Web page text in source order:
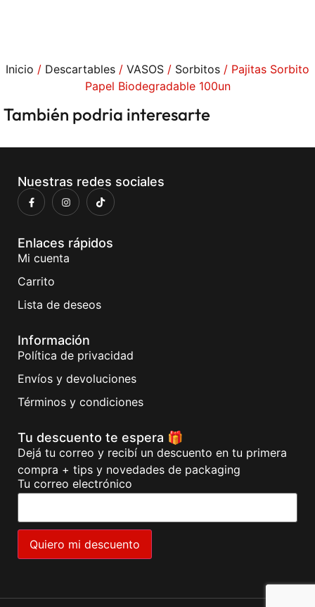
Inicio / Descartables / VASOS / Sorbitos / Pajitas Sorbito
Papel Biodegradable 100un
También podria interesarte
Nuestras redes sociales
Enlaces rápidos
Mi cuenta
Carrito
Lista de deseos
Información
Política de privacidad
Envíos y devoluciones
Términos y condiciones
Tu descuento te espera 🎁
Dejá tu correo y recibí un descuento en tu primera
compra + tips y novedades de packaging
Tu correo electrónico